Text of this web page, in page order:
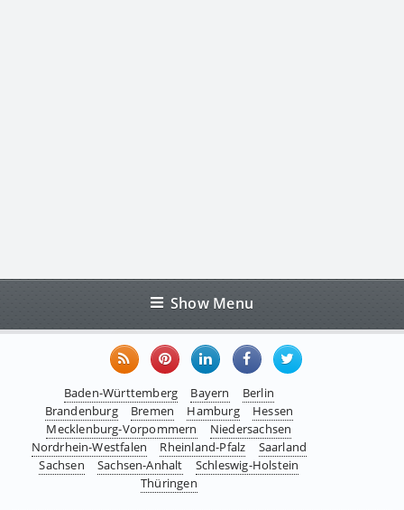
Show Menu
Baden-Württemberg Bayern
Berlin
Brandenburg
Bremen Hamburg
Hessen
Mecklenburg-Vorpommern
Niedersachsen
Nordrhein-Westfalen
Rheinland-Pfalz
Saarland
Sachsen
Sachsen-Anhalt
Schleswig-Holstein
Thüringen